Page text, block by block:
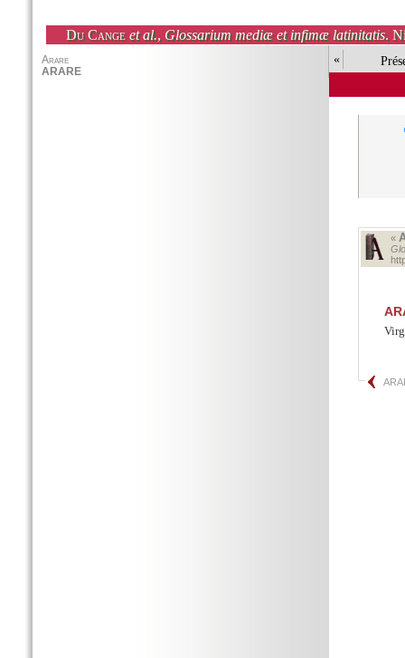
Du Cange et al., Glossarium mediæ et infimæ latinitatis.
«
«